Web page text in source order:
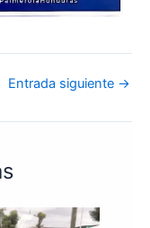
Entrada siguiente →